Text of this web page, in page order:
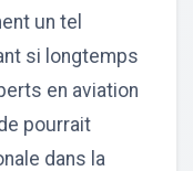
un tel
si longtemps
en aviation
pourrait
dans la